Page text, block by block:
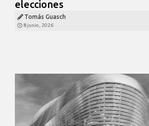
elecciones
Tomás Guasch
8 junio, 2026